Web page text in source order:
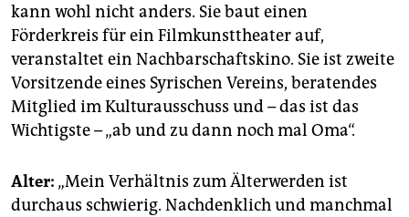
kann wohl nicht anders. Sie baut einen
Förderkreis für ein Filmkunsttheater auf,
veranstaltet ein Nachbarschaftskino. Sie ist zweite
Vorsitzende eines Syrischen Vereins, beratendes
Mitglied im Kulturausschuss und – das ist das
Wichtigste – „ab und zu dann noch mal Oma“.
Alter: „Mein Verhältnis zum Älterwerden ist
durchaus schwierig. Nachdenklich und manchmal